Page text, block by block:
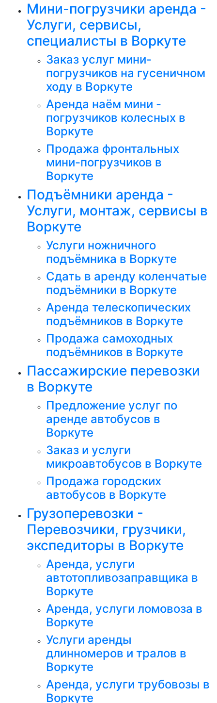
Мини-погрузчики аренда -
Услуги, сервисы,
специалисты в Воркуте
Заказ услуг мини-
погрузчиков на гусеничном
ходу в Воркуте
Аренда наём мини -
погрузчиков колесных в
Воркуте
Продажа фронтальных
мини-погрузчиков в
Воркуте
Подъёмники аренда -
Услуги, монтаж, сервисы в
Воркуте
Услуги ножничного
подъёмника в Воркуте
Сдать в аренду коленчатые
подъёмники в Воркуте
Аренда телескопических
подъёмников в Воркуте
Продажа самоходных
подъёмников в Воркуте
Пассажирские перевозки
в Воркуте
Предложение услуг по
аренде автобусов в
Воркуте
Заказ и услуги
микроавтобусов в Воркуте
Продажа городских
автобусов в Воркуте
Грузоперевозки -
Перевозчики, грузчики,
экспедиторы в Воркуте
Аренда, услуги
автотопливозаправщика в
Воркуте
Аренда, услуги ломовоза в
Воркуте
Услуги аренды
длинномеров и тралов в
Воркуте
Аренда, услуги трубовозы в
Воркуте